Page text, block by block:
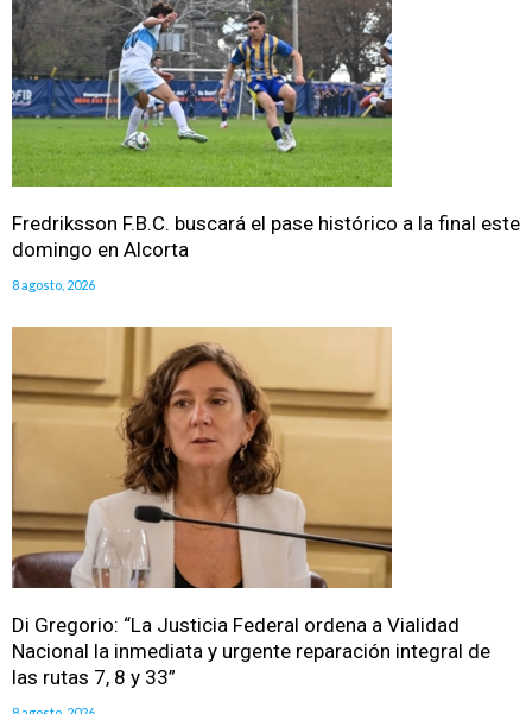
Fredriksson F.B.C. buscará el pase histórico a la final este
domingo en Alcorta
8 agosto, 2026
Di Gregorio: “La Justicia Federal ordena a Vialidad
Nacional la inmediata y urgente reparación integral de
las rutas 7, 8 y 33”